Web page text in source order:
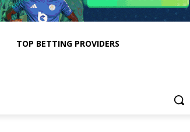
TOP BETTING PROVIDERS